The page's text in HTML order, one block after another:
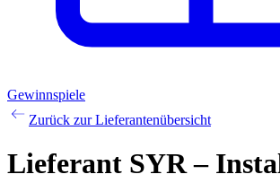
Gewinnspiele
Zurück zur Lieferantenübersicht
Lieferant SYR –